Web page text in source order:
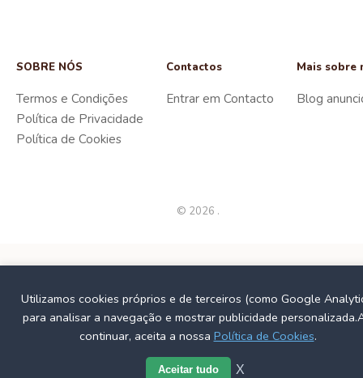
SOBRE NÓS
Termos e Condições
Política de Privacidade
Política de Cookies
Contactos
Entrar em Contacto
Mais sobre
Blog
© 2026 .
Utilizamos cookies próprios e de terceiros (como Google
para analisar a navegação e mostrar publicidade
continuar, aceita a nossa Política de Cookies.
Aceitar tudo X